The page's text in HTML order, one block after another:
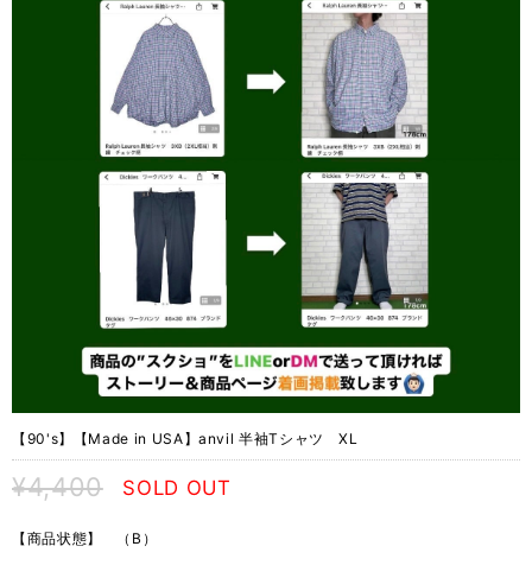
【90's】【Made in USA】anvil 半袖Tシャツ XL
¥4,400 SOLD OUT
【商品状態】 （B）